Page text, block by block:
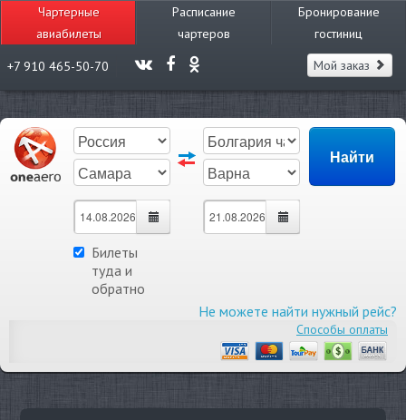
Чартерные
авиабилеты
Расписание
чартеров
Бронирование
гостиниц
+7 910 465-50-70
Мой заказ
Билеты
туда и
обратно
Не можете найти нужный рейс?
Способы оплаты